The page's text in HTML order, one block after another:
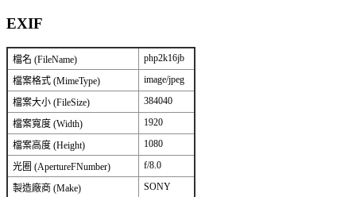
EXIF
檔名 (FileName) php2k16jb
檔案格式 (MimeType) image/jpeg
檔案大小 (FileSize) 384040
檔案寬度 (Width) 1920
檔案高度 (Height) 1080
光圈 (ApertureFNumber) f/8.0
製造廠商 (Make) SONY